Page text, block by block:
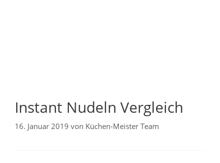
Instant Nudeln Vergleich
16. Januar 2019 von Küchen-Meister Team